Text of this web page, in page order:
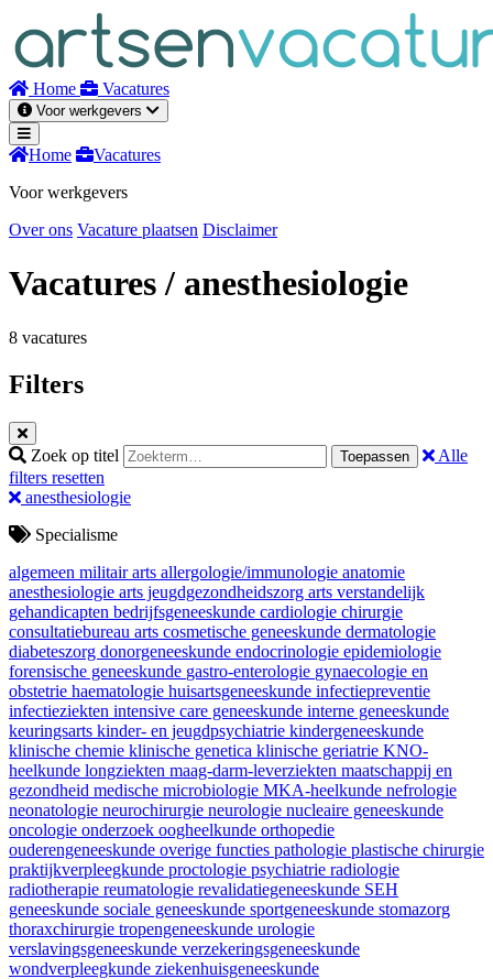
inhoud
Home Vacatures
Voor werkgevers
Home
Vacatures
Voor werkgevers
Over ons Vacature plaatsen Disclaimer
Vacatures/ anesthesiologie
8 vacatures
Filters
Zoek op titel Toepassen
Alle
filters resetten
anesthesiologie
Specialisme
algemeen militair arts allergologie/immunologie anatomie
anesthesiologie arts jeugdgezondheidszorg arts verstandelijk
gehandicapten bedrijfsgeneeskunde cardiologie chirurgie
consultatiebureau arts cosmetische geneeskunde dermatologie
diabeteszorg donorgeneeskunde endocrinologie epidemiologie
forensische geneeskunde gastro-enterologie gynaecologie en
obstetrie haematologie huisartsgeneeskunde infectiepreventie
infectieziekten intensive care geneeskunde interne geneeskunde
keuringsarts kinder- en jeugdpsychiatrie kindergeneeskunde
klinische chemie klinische genetica klinische geriatrie KNO-
heelkunde longziekten maag-darm-leverziekten maatschappij en
gezondheid medische microbiologie MKA-heelkunde nefrologie
neonatologie neurochirurgie neurologie nucleaire geneeskunde
oncologie onderzoek oogheelkunde orthopedie
ouderengeneeskunde overige functies pathologie plastische chirurgie
praktijkverpleegkunde proctologie psychiatrie radiologie
radiotherapie reumatologie revalidatiegeneeskunde SEH
geneeskunde sociale geneeskunde sportgeneeskunde stomazorg
thoraxchirurgie tropengeneeskunde urologie
verslavingsgeneeskunde verzekeringsgeneeskunde
wondverpleegkunde ziekenhuisgeneeskunde